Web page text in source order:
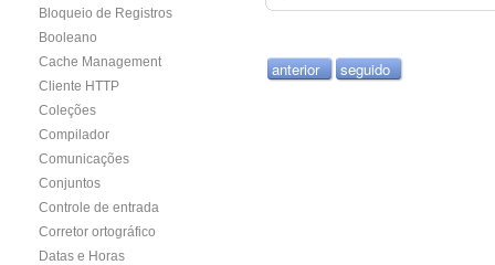
Bloqueio de Registros
Booleano
Cache Management
Cliente HTTP
Coleções
Compilador
Comunicações
Conjuntos
Controle de entrada
Corretor ortográfico
Datas e Horas
anterior seguido